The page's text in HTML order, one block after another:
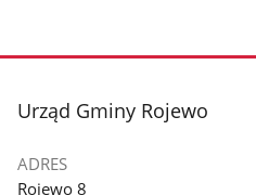
stopka
Urząd Gminy Rojewo
ADRES
Rojewo 8